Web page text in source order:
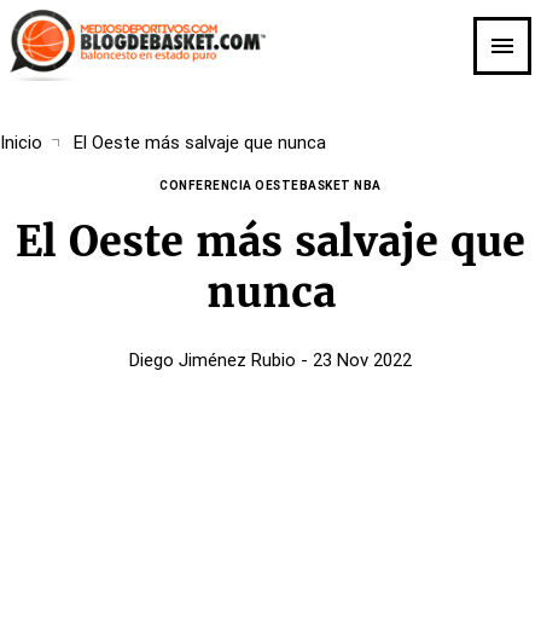
Skip
to
main
Breadcrumb
Inicio El Oeste más salvaje que nunca
CONFERENCIA OESTE BASKET NBA
El Oeste más salvaje que
nunca
Diego Jiménez Rubio - 23 Nov 2022